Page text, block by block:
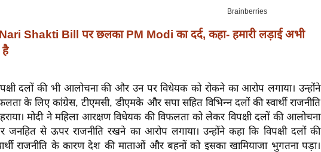
Nari Shakti Bill पर छलका PM Modi का दर्द, कहा- हमारी लड़ाई अभी
है
दलों की भी आलोचना की और उन पर विधेयक को रोकने का आरोप लगाया। उन्होंने
के लिए कांग्रेस, टीएमसी, डीएमके और सपा सहित विभिन्न दलों की स्वार्थी राजनीति
मोदी ने महिला आरक्षण विधेयक की विफलता को लेकर विपक्षी दलों की आलोचना
से ऊपर राजनीति रखने का आरोप लगाया। उन्होंने कहा कि विपक्षी दलों की
राजनीति के कारण देश की माताओं और बहनों को इसका खामियाजा भुगतना पड़ा।